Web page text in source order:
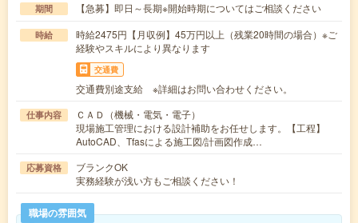
期間 【急募】即日～長期※開始時期についてはご相談ください
時給
時給2475円【月収例】45万円以上（残業20時間の場合）※ご
経験やスキルにより異なります
交通費
交通費別途支給 ※詳細はお問い合わせください。
仕事内容
ＣＡＤ（機械・電気・電子）
現場施工管理における設計補助をお任せします。【工程】
AutoCAD、Tfasによる施工図/計画図作成…
応募資格
ブランクOK
実務経験が浅い方もご相談ください！
職場の雰囲気